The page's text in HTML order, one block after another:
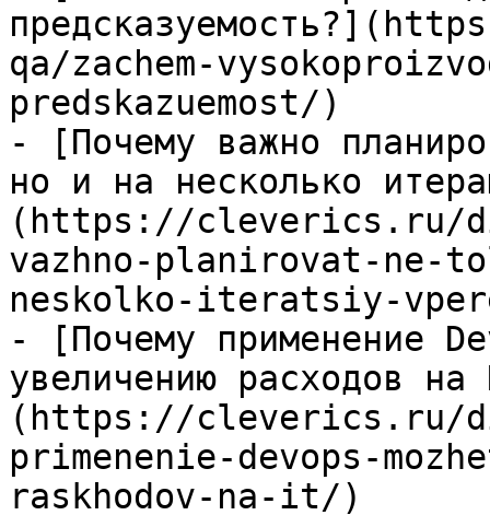
qa/zachem-
predskazuemost/)
- [Почему важно
но и на несколько
(https://cleverics.ru/
vazhno-planirovat-ne-
neskolko-iteratsiy-
- [Почему применение
увеличению расходов на
(https://cleverics.ru/
primenenie-devops-
raskhodov-na-it/)